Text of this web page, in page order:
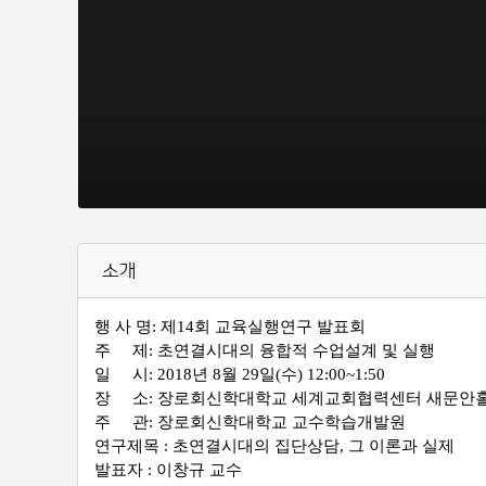
소개
행 사 명: 제14회 교육실행연구 발표회
주 제: 초연결시대의 융합적 수업설계 및 실행
일 시: 2018년 8월 29일(수) 12:00~1:50
장 소: 장로회신학대학교 세계교회협력센터 새문안
주 관: 장로회신학대학교 교수학습개발원
연구제목 : 초연결시대의 집단상담, 그 이론과 실제
발표자 : 이창규 교수